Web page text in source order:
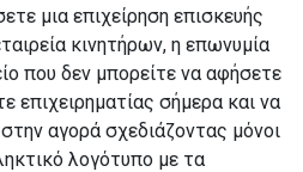
μια επιχείρηση επισκευής
κινητήρων, η επωνυμία
που δεν μπορείτε να αφήσετε
επιχειρηματίας σήμερα και να
αγορά σχεδιάζοντας μόνοι
λογότυπο με τα